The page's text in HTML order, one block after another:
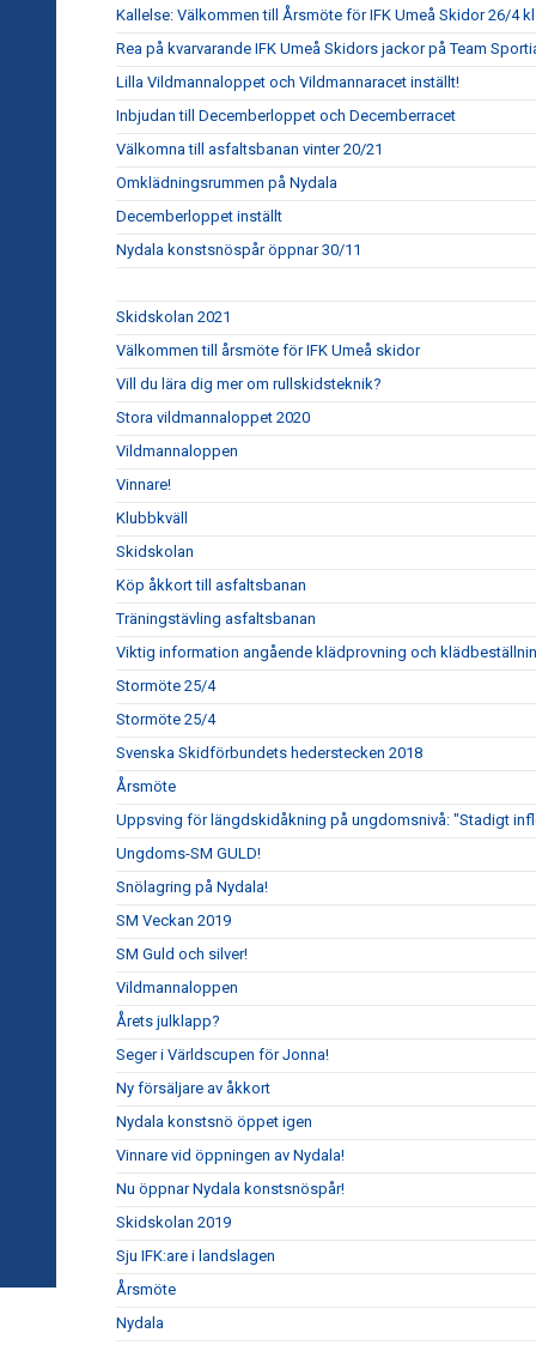
Kallelse: Välkommen till Årsmöte för IFK Umeå Skidor 26/4
Rea på kvarvarande IFK Umeå Skidors jackor på Team
Lilla Vildmannaloppet och Vildmannaracet inställt!
Inbjudan till Decemberloppet och Decemberracet
Välkomna till asfaltsbanan vinter 20/21
Omklädningsrummen på Nydala
Decemberloppet inställt
Nydala konstsnöspår öppnar 30/11
Skidskolan 2021
Välkommen till årsmöte för IFK Umeå skidor
Vill du lära dig mer om rullskidsteknik?
Stora vildmannaloppet 2020
Vildmannaloppen
Vinnare!
Klubbkväll
Skidskolan
Köp åkkort till asfaltsbanan
Träningstävling asfaltsbanan
Viktig information angående klädprovning och
Stormöte 25/4
Stormöte 25/4
Svenska Skidförbundets hederstecken 2018
Årsmöte
Uppsving för längdskidåkning på ungdomsnivå: "Stadigt
Ungdoms-SM GULD!
Snölagring på Nydala!
SM Veckan 2019
SM Guld och silver!
Vildmannaloppen
Årets julklapp?
Seger i Världscupen för Jonna!
Ny försäljare av åkkort
Nydala konstsnö öppet igen
Vinnare vid öppningen av Nydala!
Nu öppnar Nydala konstsnöspår!
Skidskolan 2019
Sju IFK:are i landslagen
Årsmöte
Nydala